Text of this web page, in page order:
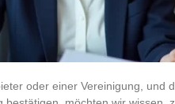
oder einer Vereinigung, und